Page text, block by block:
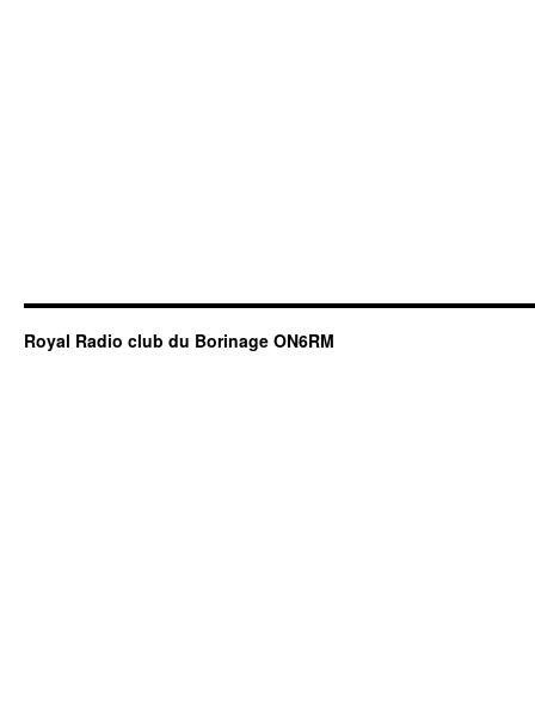
Royal Radio club du Borinage ON6RM